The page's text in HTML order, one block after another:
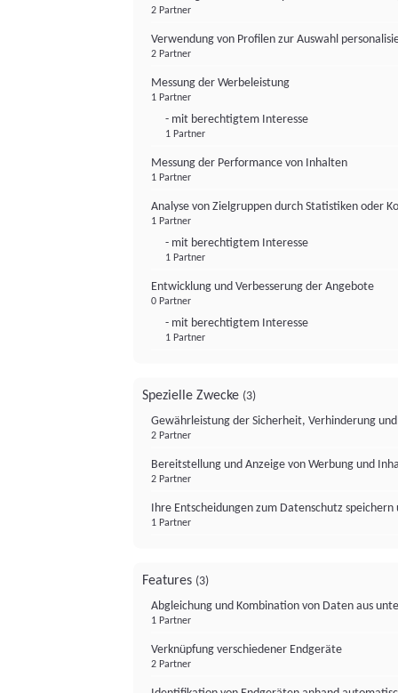
2 Partner
Verwendung von Profilen zur Auswahl
2 Partner
Messung der Werbeleistung
1 Partner
- mit berechtigtem Interesse
1 Partner
Messung der Performance von Inhalten
1 Partner
Analyse von Zielgruppen durch Statistiken oder
1 Partner
- mit berechtigtem Interesse
1 Partner
Entwicklung und Verbesserung der Angebote
0 Partner
- mit berechtigtem Interesse
1 Partner
Spezielle Zwecke (3)
Gewährleistung der Sicherheit, Verhinderung
2 Partner
Bereitstellung und Anzeige von Werbung und
2 Partner
Ihre Entscheidungen zum Datenschutz
1 Partner
Features (3)
Abgleichung und Kombination von Daten aus
1 Partner
Verknüpfung verschiedener Endgeräte
2 Partner